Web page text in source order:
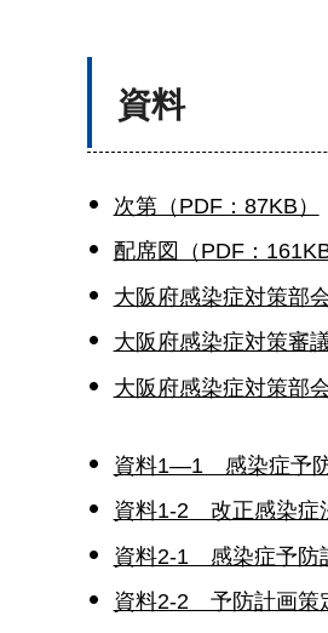
資料
次第（PDF：87KB）
配席図（PDF：161KB
大阪府感染症対策部
大阪府感染症対策審
大阪府感染症対策部
資料1―1 感染症予防
資料1-2 改正感染症
資料2-1 感染症予防
資料2-2 予防計画策